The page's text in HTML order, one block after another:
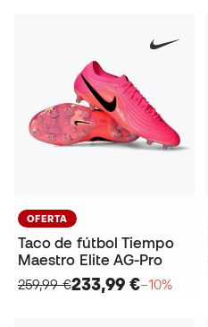
OFERTA
Taco de fútbol Tiempo
Maestro Elite AG-Pro
259,99 €233,99 €−10%